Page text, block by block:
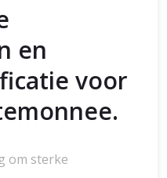
en
voor
om sterke